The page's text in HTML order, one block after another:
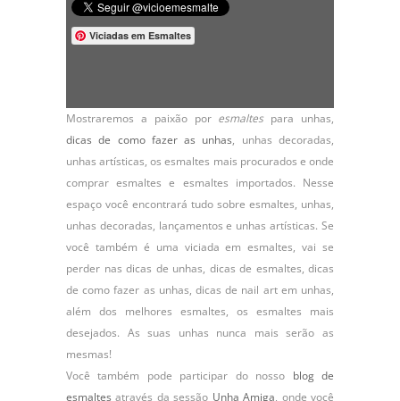
Viciadas em Esmaltes
Mostraremos a paixão por esmaltes para unhas,
dicas de como fazer as unhas, unhas decoradas,
unhas artísticas, osesmaltes mais procurados e onde
comprar esmaltes e esmaltes importados. Nesse
espaço você encontrará tudo sobre esmaltes, unhas,
unhas decoradas, lançamentos e unhas artísticas. Se
você também é uma viciada em esmaltes, vai se
perder nas dicas de unhas, dicas de esmaltes, dicas
de como fazer as unhas, dicas de nail art em unhas,
além dos melhores esmaltes, os esmaltes mais
desejados. As suas unhas nunca mais serão as
mesmas!
Você também pode participar do nosso blog de
esmaltes através da sessão Unha Amiga, onde você